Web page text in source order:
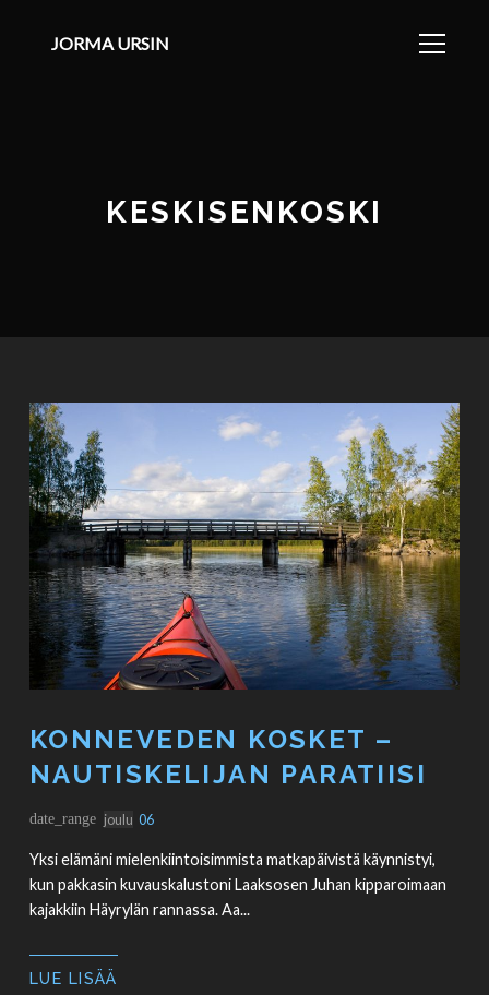
JORMA URSIN
KESKISENKOSKI
KONNEVEDEN KOSKET –
NAUTISKELIJAN PARATIISI
date_range joulu 06
Yksi elämäni mielenkiintoisimmista matkapäivistä käynnistyi,
kun pakkasin kuvauskalustoni Laaksosen Juhan kipparoimaan
kajakkiin Häyrylän rannassa. Aa...
LUE LISÄÄ